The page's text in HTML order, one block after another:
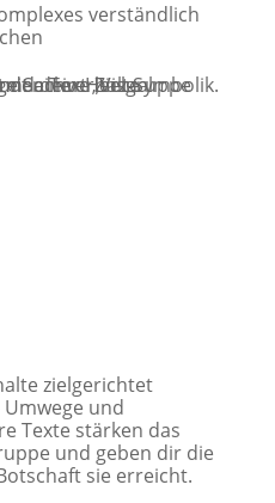
verständlich
zielgerichtet
und
Texte stärken das
und geben dir die
sie erreicht.